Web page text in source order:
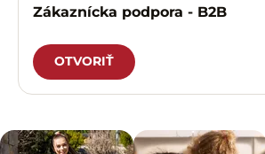
Zákaznícka podpora - B2B
OTVORIŤ